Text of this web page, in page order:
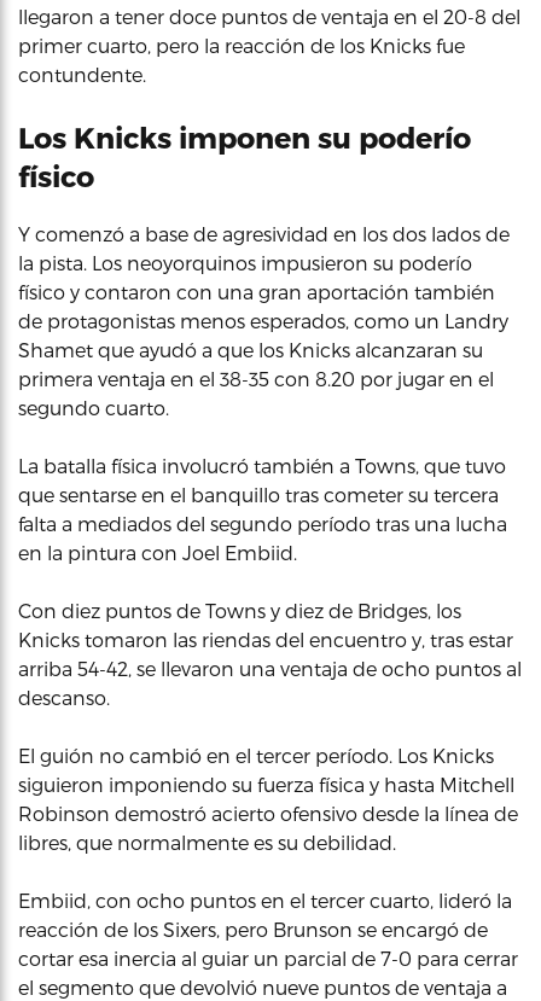
llegaron a tener doce puntos de ventaja en el 20-8 del
primer cuarto, pero la reacción de los Knicks fue
contundente.
Los Knicks imponen su poderío
físico
Y comenzó a base de agresividad en los dos lados de
la pista. Los neoyorquinos impusieron su poderío
físico y contaron con una gran aportación también
de protagonistas menos esperados, como un Landry
Shamet que ayudó a que los Knicks alcanzaran su
primera ventaja en el 38-35 con 8.20 por jugar en el
segundo cuarto.
La batalla física involucró también a Towns, que tuvo
que sentarse en el banquillo tras cometer su tercera
falta a mediados del segundo período tras una lucha
en la pintura con Joel Embiid.
Con diez puntos de Towns y diez de Bridges, los
Knicks tomaron las riendas del encuentro y, tras estar
arriba 54-42, se llevaron una ventaja de ocho puntos al
descanso.
El guión no cambió en el tercer período. Los Knicks
siguieron imponiendo su fuerza física y hasta Mitchell
Robinson demostró acierto ofensivo desde la línea de
libres, que normalmente es su debilidad.
Embiid, con ocho puntos en el tercer cuarto, lideró la
reacción de los Sixers, pero Brunson se encargó de
cortar esa inercia al guiar un parcial de 7-0 para cerrar
el segmento que devolvió nueve puntos de ventaja a